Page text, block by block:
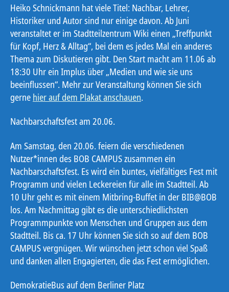
Heiko Schnickmann hat viele Titel: Nachbar, Lehrer,
Historiker und Autor sind nur einige davon. Ab Juni
veranstaltet er im Stadtteilzentrum Wiki einen „Treffpunkt
für Kopf, Herz & Alltag“, bei dem es jedes Mal ein anderes
Thema zum Diskutieren gibt. Den Start macht am 11.06 ab
18:30 Uhr ein Implus über „Medien und wie sie uns
beeinflussen“. Mehr zur Veranstaltung können Sie sich
gerne hier auf dem Plakat anschauen.
Nachbarschaftsfest am 20.06.
Am Samstag, den 20.06. feiern die verschiedenen
Nutzer*innen des BOB CAMPUS zusammen ein
Nachbarschaftsfest. Es wird ein buntes, vielfältiges Fest mit
Programm und vielen Leckereien für alle im Stadtteil. Ab
10 Uhr geht es mit einem Mitbring-Buffet in der BIB@BOB
los. Am Nachmittag gibt es die unterschiedlichsten
Programmpunkte von Menschen und Gruppen aus dem
Stadtteil. Bis ca. 17 Uhr können Sie sich so auf dem BOB
CAMPUS vergnügen. Wir wünschen jetzt schon viel Spaß
und danken allen Engagierten, die das Fest ermöglichen.
DemokratieBus auf dem Berliner Platz